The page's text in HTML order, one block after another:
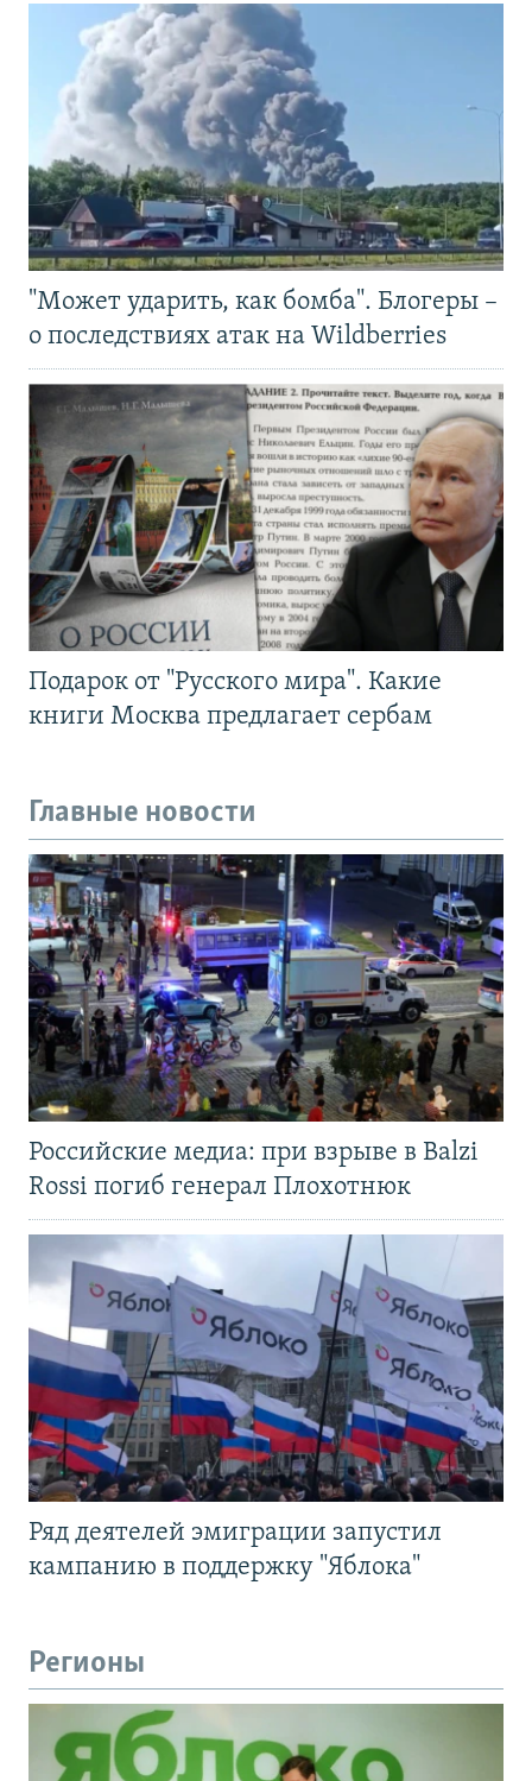
"Может ударить, как бомба". Блогеры –
о последствиях атак на Wildberries
Подарок от "Русского мира". Какие
книги Москва предлагает сербам
Главные новости
Российские медиа: при взрыве в Balzi
Rossi погиб генерал Плохотнюк
Ряд деятелей эмиграции запустил
кампанию в поддержку "Яблока"
Регионы